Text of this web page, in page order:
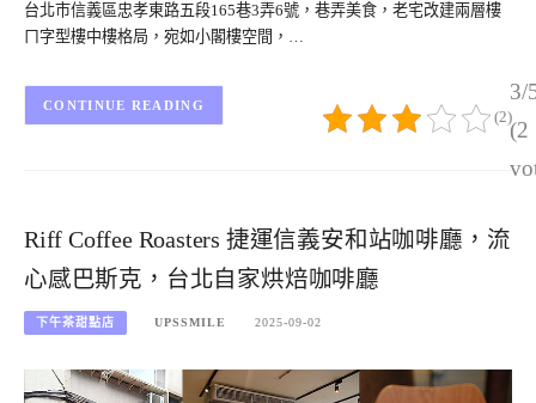
台北市信義區忠孝東路五段165巷3弄6號，巷弄美食，老宅改建兩層樓
ㄇ字型樓中樓格局，宛如小閣樓空間，…
3/
(2
(2)
CONTINUE READING
Riff Coffee Roasters 捷運信義安和站咖啡廳，流
心感巴斯克，台北自家烘焙咖啡廳
下午茶甜點店 UPSSMILE 2025-09-02